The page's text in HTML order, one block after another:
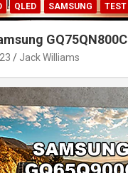
QLED SAMSUNG TEST
GQ75QN800C
Jack Williams